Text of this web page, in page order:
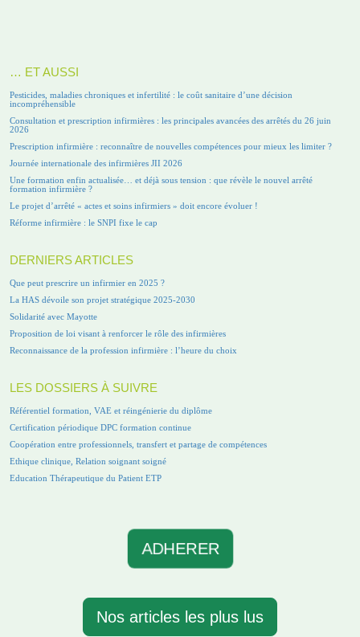
… ET AUSSI
Pesticides, maladies chroniques et infertilité : le coût sanitaire d’une décision
incompréhensible
Consultation et prescription infirmières : les principales avancées des arrêtés du 26 juin
2026
Prescription infirmière : reconnaître de nouvelles compétences pour mieux les limiter ?
Journée internationale des infirmières JII 2026
Une formation enfin actualisée… et déjà sous tension : que révèle le nouvel arrêté
formation infirmière ?
Le projet d’arrêté « actes et soins infirmiers » doit encore évoluer !
Réforme infirmière : le SNPI fixe le cap
DERNIERS ARTICLES
Que peut prescrire un infirmier en 2025 ?
La HAS dévoile son projet stratégique 2025-2030
Solidarité avec Mayotte
Proposition de loi visant à renforcer le rôle des infirmières
Reconnaissance de la profession infirmière : l’heure du choix
LES DOSSIERS À SUIVRE
Référentiel formation, VAE et réingénierie du diplôme
Certification périodique DPC formation continue
Coopération entre professionnels, transfert et partage de compétences
Ethique clinique, Relation soignant soigné
Education Thérapeutique du Patient ETP
ADHERER
Nos articles les plus lus